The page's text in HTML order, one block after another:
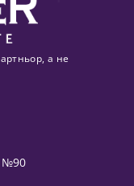
а не
№90